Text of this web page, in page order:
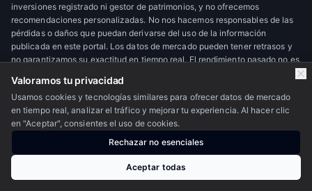
inversiones registrado ni gestor de patrimonios, y no ofrecemos
recomendaciones personalizadas. No nos hacemos responsables de las
pérdidas o daños que puedan derivarse del uso de la información
publicada en este portal. Los datos de mercado pueden tener retrasos y
no garantizamos su exactitud en tiempo real. El rendimiento pasado no es
© 2026 Último Minuto OTC Financial Markets. Todos los derechos
reservados.
Escudo OTC
Nosotros·Privacidad·Contacto
Valoramos tu privacidad
Usamos cookies y tecnologías similares para ofrecer datos de mercado
en tiempo real, analizar el tráfico y mejorar tu experiencia. Al hacer clic
en "Aceptar", consientes el uso de cookies.
Rechazar no esenciales
Aceptar todas